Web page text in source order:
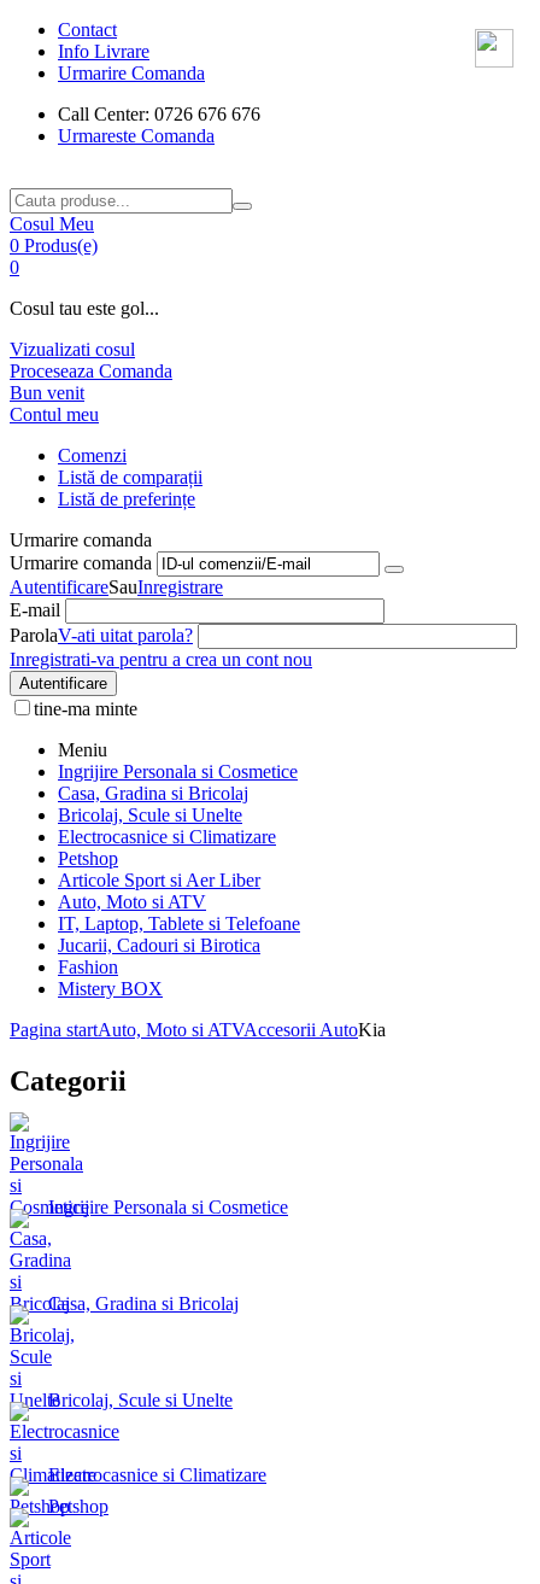
Contact
Info Livrare
Urmarire Comanda
Call Center: 0726 676 676
Urmareste Comanda
Cosul Meu
0 Produs(e)
0
Cosul tau este gol...
Vizualizati cosul
Proceseaza Comanda
Bun venit
Contul meu
Comenzi
Listă de comparații
Listă de preferințe
Urmarire comanda
Urmarire comanda
AutentificareSauInregistrare
E-mail
ParolaV-ati uitat parola?
Inregistrati-va pentru a crea un cont nou
Autentificare
tine-ma minte
Meniu
Ingrijire Personala si Cosmetice
Casa, Gradina si Bricolaj
Bricolaj, Scule si Unelte
Electrocasnice si Climatizare
Petshop
Articole Sport si Aer Liber
Auto, Moto si ATV
IT, Laptop, Tablete si Telefoane
Jucarii, Cadouri si Birotica
Fashion
Mistery BOX
Pagina startAuto, Moto si ATVAccesorii AutoKia
Categorii
Ingrijire Personala si Cosmetice
Casa, Gradina si Bricolaj
Bricolaj, Scule si Unelte
Electrocasnice si Climatizare
Petshop